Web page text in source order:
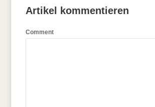
Artikel kommentieren
Comment